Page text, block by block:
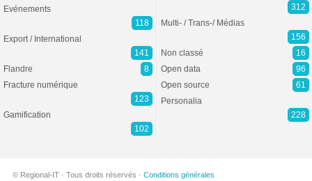
Evénements
118
Export / International
141
Flandre
8
Fracture numérique
123
Gamification
102
312
Multi- / Trans-/ Médias
156
Non classé
16
Open data
96
Open source
61
Personalia
228
© Regional-IT · Tous droits réservés · Conditions générales